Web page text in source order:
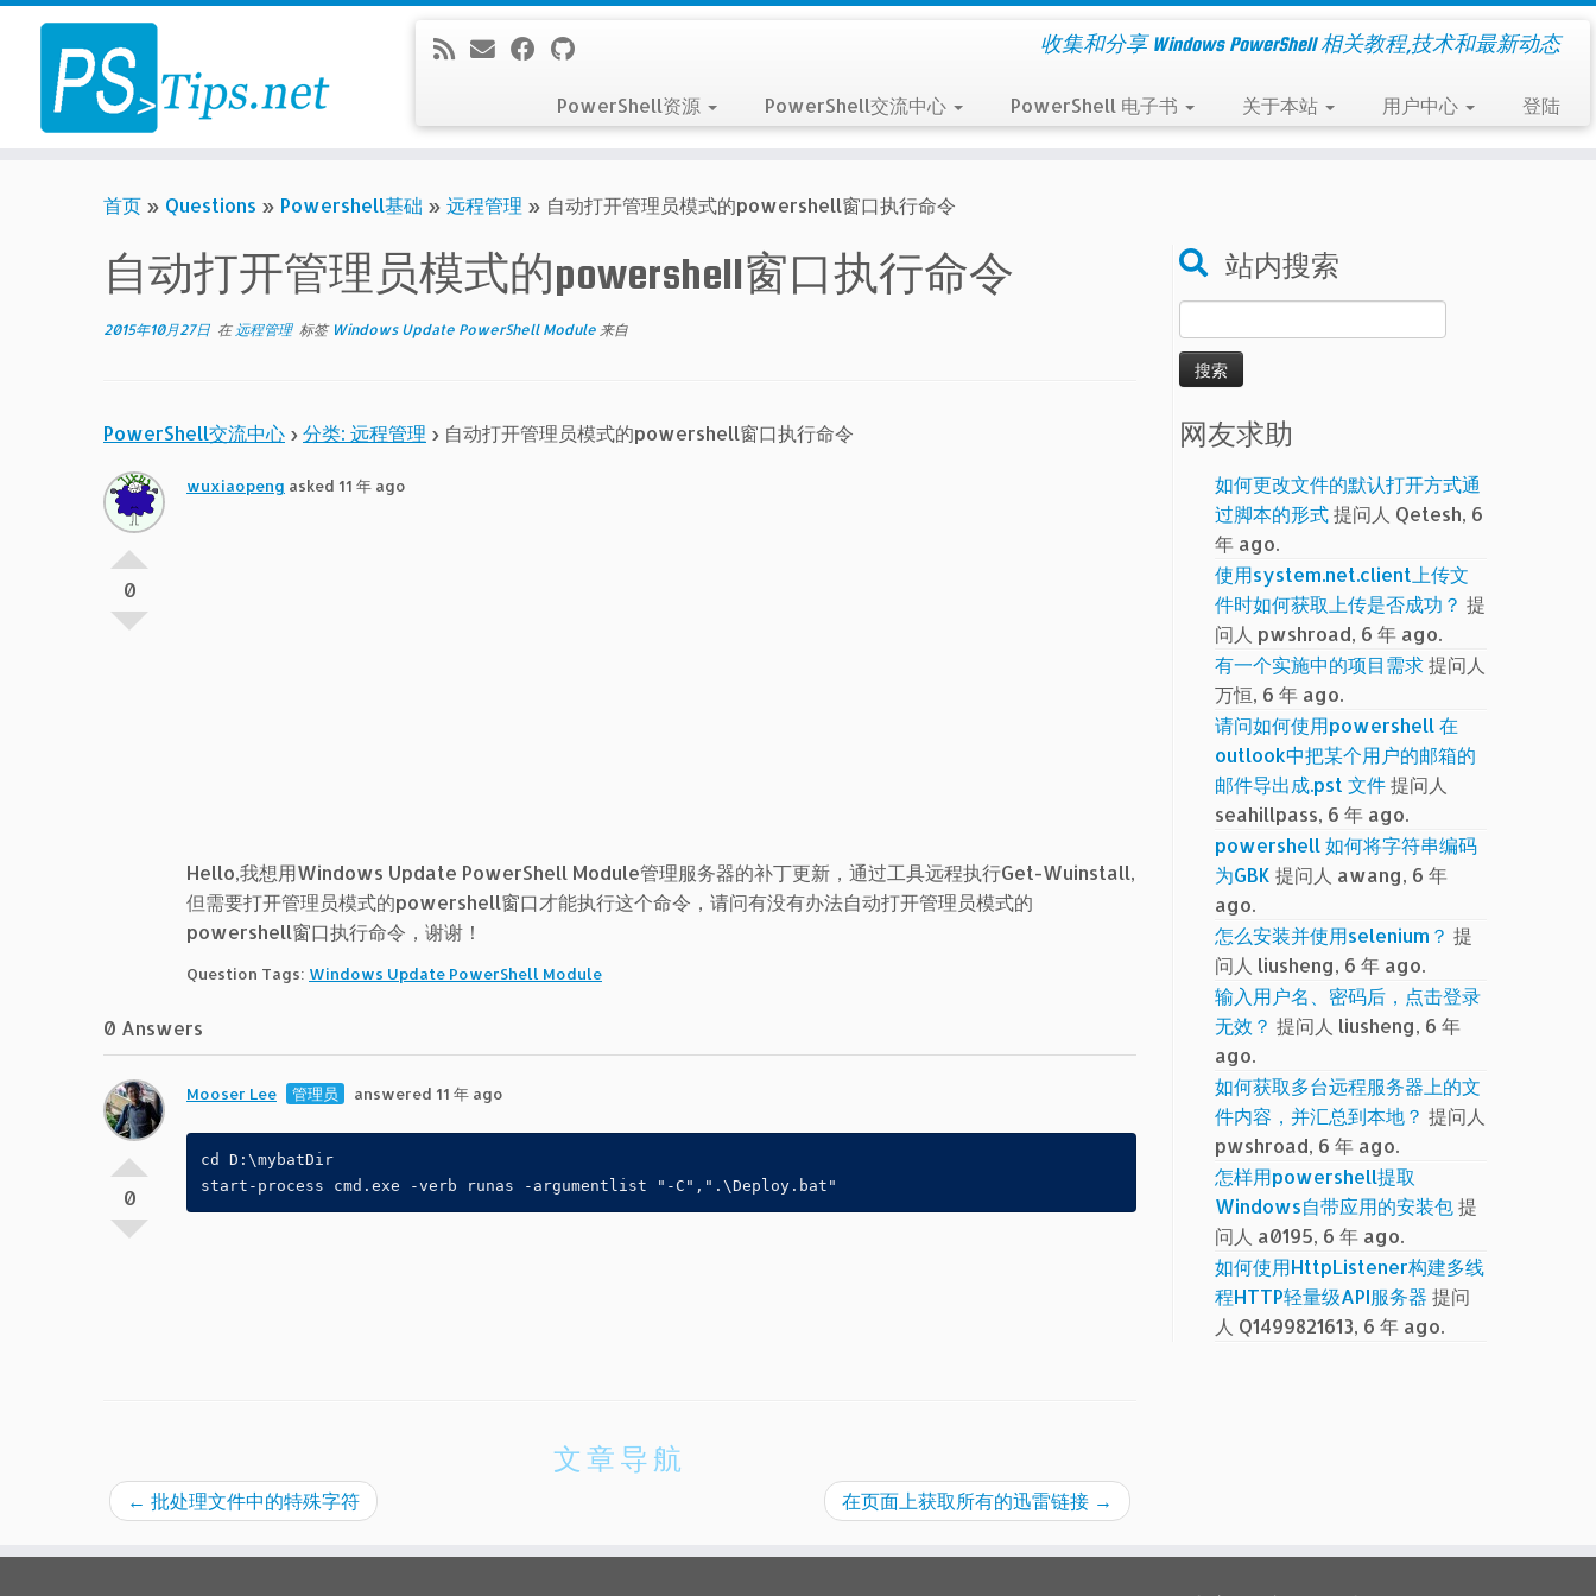
Skip
content
收集和分享 Windows PowerShell 相关教程,技术和最新动态
PowerShell资源 PowerShell交流中心 PowerShell 电子书 关于本站 用户中心 登陆
首页 » Questions » Powershell基础 » 远程管理 » 自动打开管理员模式的powershell窗口执行命令
自动打开管理员模式的powershell窗口执行命令
2015年10月27日 在 远程管理 标签 Windows Update PowerShell Module 来自
PowerShell交流中心 › 分类: 远程管理 › 自动打开管理员模式的powershell窗口执行命令
0
wuxiaopeng asked 11 年 ago
Hello,我想用Windows Update PowerShell Module管理服务器的补丁更新，通过工具远程执行Get-Wuinstall,
但需要打开管理员模式的powershell窗口才能执行这个命令，请问有没有办法自动打开管理员模式的
powershell窗口执行命令，谢谢！
Question Tags: Windows Update PowerShell Module
0 Answers
0
Mooser Lee 管理员 answered 11 年 ago
cd D:\mybatDir
start-process cmd.exe -verb runas -argumentlist "-C",".\Deploy.bat"
文章导航
← 批处理文件中的特殊字符 在页面上获取所有的迅雷链接 →
站内搜索
索：
网友求助
如何更改文件的默认打开方式通
过脚本的形式提问人 Qetesh, 6
年 ago.
使用system.net.client上传文
件时如何获取上传是否成功？ 提
问人 pwshroad, 6 年 ago.
有一个实施中的项目需求提问人
万恒, 6 年 ago.
请问如何使用powershell 在
outlook中把某个用户的邮箱的
邮件导出成.pst 文件提问人
seahillpass, 6 年 ago.
powershell 如何将字符串编码
为GBK 提问人 awang, 6 年
ago.
怎么安装并使用selenium？ 提
问人 liusheng, 6 年 ago.
输入用户名、密码后，点击登录
无效？ 提问人 liusheng, 6 年
ago.
如何获取多台远程服务器上的文
件内容，并汇总到本地？ 提问人
pwshroad, 6 年 ago.
怎样用powershell提取
Windows自带应用的安装包提
问人 a0195, 6 年 ago.
如何使用HttpListener构建多线
程HTTP轻量级API服务器 提问
人 Q1499821613, 6 年 ago.